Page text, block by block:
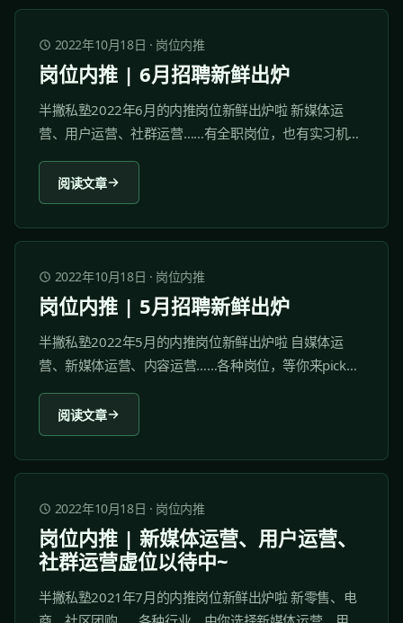
2022年10月18日 · 岗位内推
岗位内推 | 6月招聘新鲜出炉
半撇私塾2022年6月的内推岗位新鲜出炉啦 新媒体运
营、用户运营、社群运营……有全职岗位，也有实习机
会，各种岗位，等你来pick！ 岗位内推仅面向半撇私塾
付费学员开放，优秀学员将会获得优先内推机会。 1 广
东南方都市报经营有限公司 1.1 关于我们...
阅读文章
2022年10月18日 · 岗位内推
岗位内推 | 5月招聘新鲜出炉
半撇私塾2022年5月的内推岗位新鲜出炉啦 自媒体运
营、新媒体运营、内容运营……各种岗位，等你来pick！
岗位内推仅面向半撇私塾付费学员开放，优秀学员将会
获得优先内推机会。 1、广州必果云科技教育有限公司
1.1 公司简介...
阅读文章
2022年10月18日 · 岗位内推
岗位内推 | 新媒体运营、用户运营、
社群运营虚位以待中~
半撇私塾2021年7月的内推岗位新鲜出炉啦 新零售、电